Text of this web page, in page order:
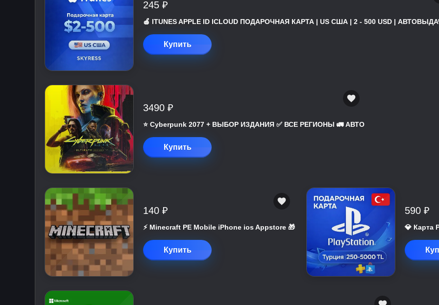
245 ₽
🍎 ITUNES APPLE ID ICLOUD ПОДАРОЧНАЯ КАРТА | US США | 2 - 500 USD |
Купить
3490 ₽
⭐ Cyberpunk 2077 + ВЫБОР ИЗДАНИЯ ✅ ВСЕ РЕГИОНЫ 🚛 АВТО
Купить
140 ₽
⚡️ Minecraft PE Mobile iPhone ios Appstore 🎁
Купить
590 ₽
💎 Карта